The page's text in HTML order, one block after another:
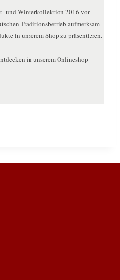
und Winterkollektion 2016 von
Traditionsbetrieb aufmerksam
in unserem Shop zu präsentieren.
in unserem Onlineshop